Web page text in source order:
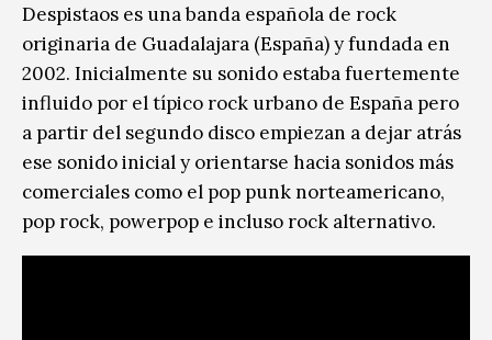
Despistaos es una banda española de rock
originaria de Guadalajara (España) y fundada en
2002. Inicialmente su sonido estaba fuertemente
influido por el típico rock urbano de España pero
a partir del segundo disco empiezan a dejar atrás
ese sonido inicial y orientarse hacia sonidos más
comerciales como el pop punk norteamericano,
pop rock, powerpop e incluso rock alternativo.